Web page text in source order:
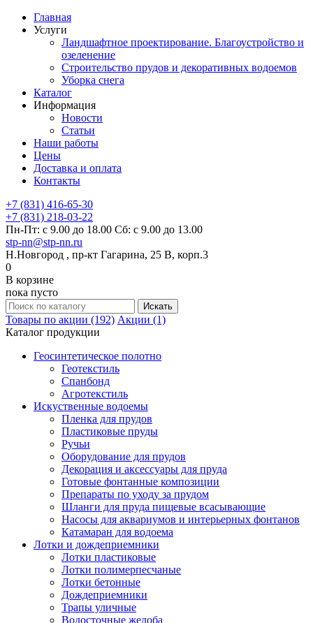
Главная
Услуги
Ландшафтное проектирование. Благоустройство и
озеленение
Строительство прудов и декоративных водоемов
Уборка снега
Каталог
Информация
Новости
Статьи
Наши работы
Цены
Доставка и оплата
Контакты
+7 (831) 416-65-30
+7 (831) 218-03-22
Пн-Пт: с 9.00 до 18.00 Сб: с 9.00 до 13.00
stp-nn@stp-nn.ru
Н.Новгород , пр-кт Гагарина, 25 В, корп.3
0
В корзине
пока пусто
Товары по акции (192) Акции (1)
Каталог продукции
Геосинтетическое полотно
Геотекстиль
Спанбонд
Агротекстиль
Искуственные водоемы
Пленка для прудов
Пластиковые пруды
Ручьи
Оборудование для прудов
Декорация и аксессуары для пруда
Готовые фонтанные композиции
Препараты по уходу за прудом
Шланги для пруда пищевые всасывающие
Насосы для аквариумов и интерьерных фонтанов
Катамаран для водоема
Лотки и дождеприемники
Лотки пластиковые
Лотки полимерпесчаные
Лотки бетонные
Дождеприемники
Трапы уличные
Водосточные желоба